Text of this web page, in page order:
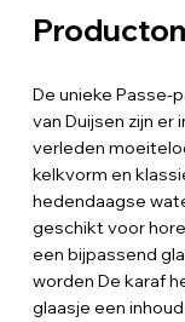
De unieke Passe-
van Duijsen zijn er
verleden
kelkvorm en
hedendaagse
geschikt voor
een bijpassend
worden De karaf
glaasje een